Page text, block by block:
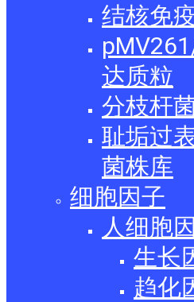
结核免
达质粒
分枝杆
耻垢过
菌株库
细胞因子
人细胞
生长
趋化